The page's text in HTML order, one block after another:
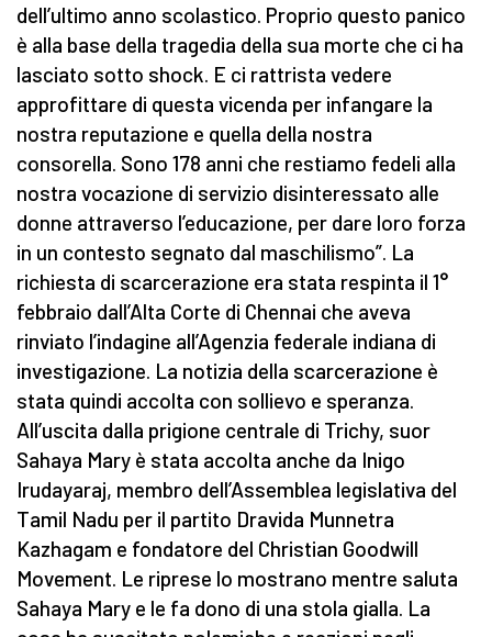
dell’ultimo anno scolastico. Proprio questo panico
è alla base della tragedia della sua morte che ci ha
lasciato sotto shock. E ci rattrista vedere
approfittare di questa vicenda per infangare la
nostra reputazione e quella della nostra
consorella. Sono 178 anni che restiamo fedeli alla
nostra vocazione di servizio disinteressato alle
donne attraverso l’educazione, per dare loro forza
in un contesto segnato dal maschilismo”. La
richiesta di scarcerazione era stata respinta il 1°
febbraio dall’Alta Corte di Chennai che aveva
rinviato l’indagine all’Agenzia federale indiana di
investigazione. La notizia della scarcerazione è
stata quindi accolta con sollievo e speranza.
All’uscita dalla prigione centrale di Trichy, suor
Sahaya Mary è stata accolta anche da Inigo
Irudayaraj, membro dell’Assemblea legislativa del
Tamil Nadu per il partito Dravida Munnetra
Kazhagam e fondatore del Christian Goodwill
Movement. Le riprese lo mostrano mentre saluta
Sahaya Mary e le fa dono di una stola gialla. La